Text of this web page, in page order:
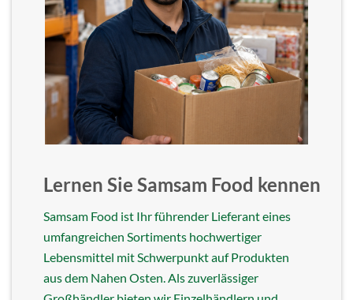
Lernen Sie Samsam Food kennen
Samsam Food ist Ihr führender Lieferant eines
umfangreichen Sortiments hochwertiger
Lebensmittel mit Schwerpunkt auf Produkten
aus dem Nahen Osten. Als zuverlässiger